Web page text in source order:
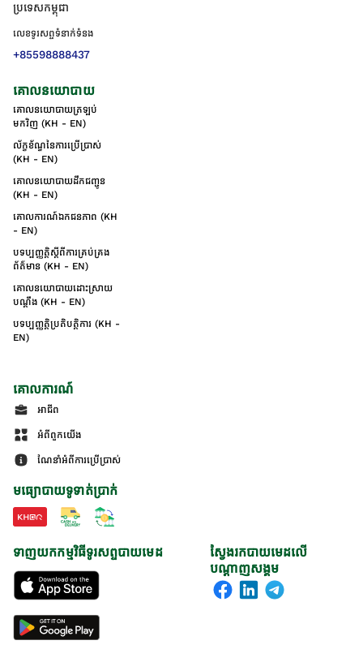
ប្រទេសកម្ពុជា
លេខទូរសព្ទទំនាក់ទំនង
+85598888437
គោលនយោបាយ
គោលនយោបាយត្រឡប់
មកវិញ (KH - EN)
ល័ក្ខខ័ណ្ឌនៃការប្រើប្រាស់
(KH - EN)
គោលនយោបាយដឹកជញ្ជូន
(KH - EN)
គោលការណ៍ឯកជនភាព (KH
- EN)
បទប្បញ្ញត្តិស្តីពីការគ្រប់គ្រង
ព័ត៌មាន (KH - EN)
គោលនយោបាយដោះស្រាយ
បណ្ដឹង (KH - EN)
បទប្បញ្ញត្តិប្រតិបត្តិការ (KH -
EN)
គោលការណ៍
អាជីព
អំពីពួកយើង
ណែនាំអំពីការប្រើប្រាស់
មធ្យោបាយទូទាត់ប្រាក់
ស្វែងរកបាយមេដលើ
បណ្តាញសង្គម
ទាញយកកម្មវិធីទូរសព្ទបាយមេដ